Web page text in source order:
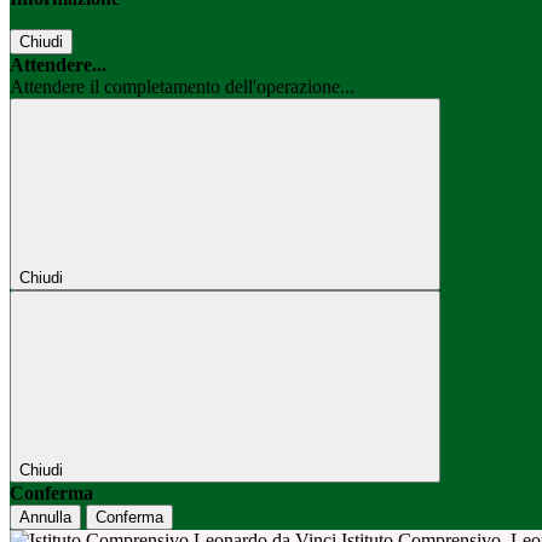
Chiudi
Attendere...
Attendere il completamento dell'operazione...
Chiudi
Chiudi
Conferma
Annulla Conferma